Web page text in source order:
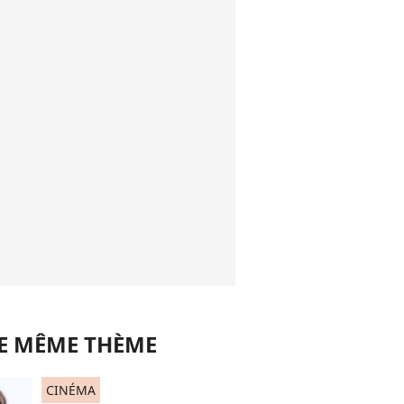
MÊME THÈME
CINÉMA